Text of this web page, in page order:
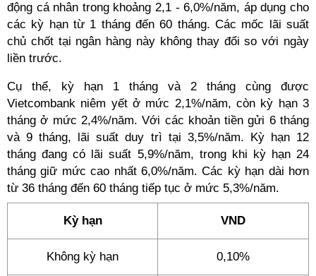
động cá nhân trong khoảng 2,1 - 6,0%/năm, áp dụng cho
các kỳ hạn từ 1 tháng đến 60 tháng. Các mốc lãi suất
chủ chốt tại ngân hàng này không thay đổi so với ngày
liền trước.
Cụ thể, kỳ hạn 1 tháng và 2 tháng cùng được
Vietcombank niêm yết ở mức 2,1%/năm, còn kỳ hạn 3
tháng ở mức 2,4%/năm. Với các khoản tiền gửi 6 tháng
và 9 tháng, lãi suất duy trì tại 3,5%/năm. Kỳ hạn 12
tháng đang có lãi suất 5,9%/năm, trong khi kỳ hạn 24
tháng giữ mức cao nhất 6,0%/năm. Các kỳ hạn dài hơn
từ 36 tháng đến 60 tháng tiếp tục ở mức 5,3%/năm.
Kỳ hạn VND
Không kỳ hạn 0,10%